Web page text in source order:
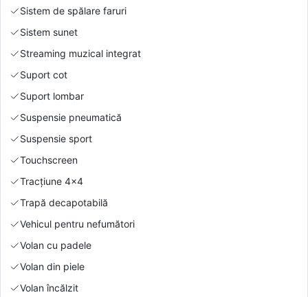
Sistem de spălare faruri
Sistem sunet
Streaming muzical integrat
Suport cot
Suport lombar
Suspensie pneumatică
Suspensie sport
Touchscreen
Tracțiune 4x4
Trapă decapotabilă
Vehicul pentru nefumători
Volan cu padele
Volan din piele
Volan încălzit